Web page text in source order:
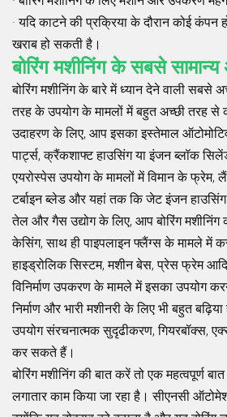
· यदि काटने की प्रक्रिया के दौरान कोई कंपन
खराब हो सकती है।
बोरिंग मशीनिंग के सबसे
बोरिंग मशीनिंग के बारे में ध्यान देने वाली सबसे
तरह के उपयोग के मामलों में बहुत अच्छी तरह से
उदाहरण के लिए, आप इसका इस्तेमाल
पार्ट्स, क्रैंकशाफ्ट हाउसिंग या इंजन ब्लॉक
एयरोस्पेस उपयोग के मामलों में विमान के फ्रेम,
टर्बाइन ब्लेड और यहां तक ​​कि जेट इंजन हाउसिंग
तेल और गैस उद्योग के लिए, आप बोरिंग मशीनिंग
केसिंग, साथ ही पाइपलाइन फ्लैंग्स के मामले में
हाइड्रोलिक सिस्टम, मशीन बेस, प्रेस फ्रेम
विनिर्माण उपकरण के मामले में इसका उपयोग
निर्माण और भारी मशीनरी के लिए भी बहुत
उपयोग संरचनात्मक सुदृढीकरण, गियरबॉक्स,
कर सकते हैं।
बोरिंग मशीनिंग की बात करें तो एक महत्वपूर्ण
लगातार काम किया जा रहा है। सीएनसी